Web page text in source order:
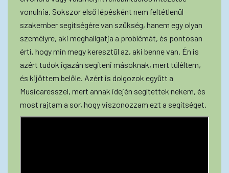
vonulnia. Sokszor első lépésként nem feltétlenül
szakember segítségére van szükség, hanem egy olyan
személyre, aki meghallgatja a problémát, és pontosan
érti, hogy min megy keresztül az, aki benne van. Én is
azért tudok igazán segíteni másoknak, mert túléltem,
és kijöttem belőle. Azért is dolgozok együtt a
Musicaresszel, mert annak idején segítettek nekem, és
most rajtam a sor, hogy viszonozzam ezt a segítséget.